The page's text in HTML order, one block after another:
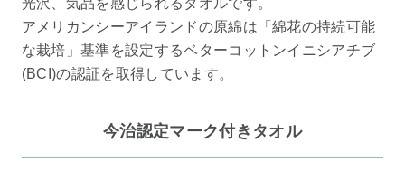
アメリカンシーアイランドの原綿は「綿花の持続可能
な栽培」基準を設定するベターコットンイニシアチブ
(BCI)の認証を取得しています。
今治認定マーク付きタオル